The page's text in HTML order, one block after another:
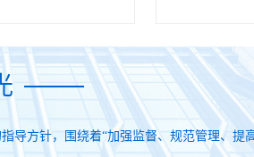
方针，围绕着“加强监督、规范管理、提